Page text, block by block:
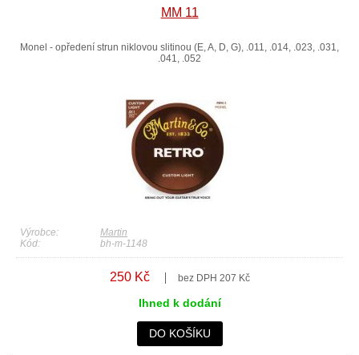
MM 11
Monel - opředení strun niklovou slitinou (E, A, D, G), .011, .014, .023, .031,
.041, .052
Výrobce:
Martin
Kód:
bh-m-1148
250 Kč bez DPH 207 Kč
Ihned k dodání
DO KOŠÍKU